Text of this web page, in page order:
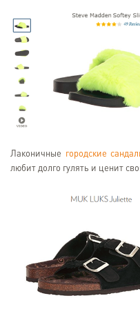
Лаконичные городские
любит долго гулять и ценит